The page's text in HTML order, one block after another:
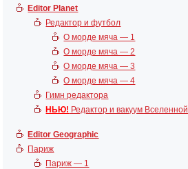
Editor Planet
Редактор и футбол
О морде мяча — 1
О морде мяча — 2
О морде мяча — 3
О морде мяча — 4
Гимн редактора
НЬЮ! Редактор и вакуум Вселенной
Editor Geographic
Париж
Париж — 1